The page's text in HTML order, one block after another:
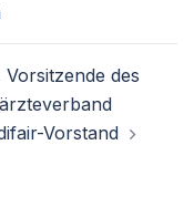
des
Vorstand